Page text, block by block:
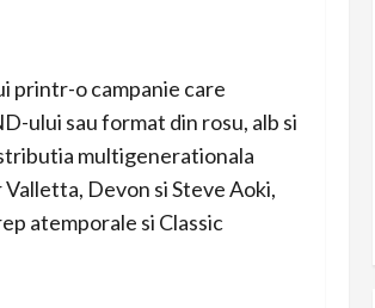
printr-o campanie care
ului sau format din rosu, alb si
multigenerationala
Devon si Steve Aoki,
atemporale si Classic